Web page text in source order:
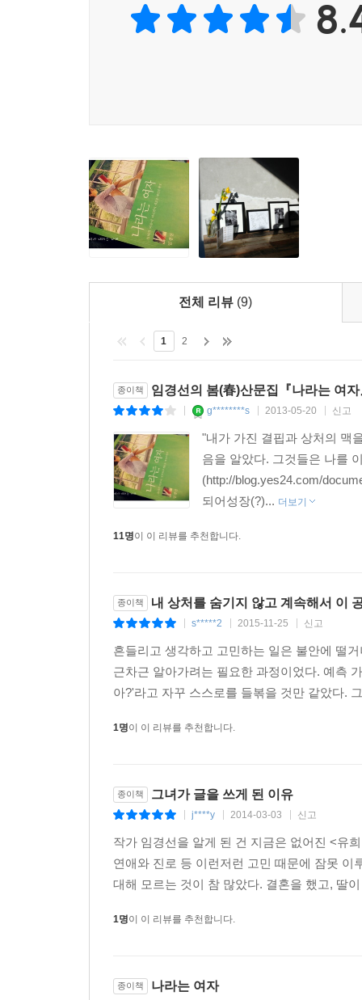
한국에서 태어났지만 여섯 살, 세계관이 형성
일본에서도 노골적으로 차별을 받은 적이 없었
다녔지만, 커서는 스스로 선택한 경계인의 삶이
이해할 수가 없었다.”(157쪽) 이렇게 남들과는 다
계속된다는 행복한 체념의 태도를 보여준다.
혼자인 게 익숙한 것은, 늘 전학생 신세였기 때문
내치지 말아달라며 소속감을 구할 때 속수무책
더 속도를 높이고 힘차게 잰걸음으로 도서관으로
발로 걸어가기로 했다.
- 125쪽, 159쪽에서
끼지 못하고 아웃사이더로 지낼 때 막막해지는
아릿한 슬픔이 깔려 있었지만 삶을 열정적으로
거리를 두고 관조하면서 써 내려간 책이다. 연
이야기에 어느새 우리는 자신의 삶을 대입해보게
모든 사람들이 나를 좋아할 수도, 내가 모든 사
아는 걸 보니 이젠 마음속으로 안심할 수 있는
연애하는 여자, 치열한 꿈 좇기
작가 임경선을 말할 때 ‘사랑’을 빼놓을 수는 없
여자였다고. 한때 사랑에 관한 지침서를 쓰기도
타고난 성향일 뿐.
눈썹 위 이마쯤에 그 사람의 얼굴이 온종일 대롱
매 순간 아리거나 심장이 당장에라도 터질 지경이
그녀가 무엇을 성취할 때 가장 강력한 동기를 부
가장 강력한 동기부여가 된 것.”(93쪽) 다양한
무엇보다 많은 것을 깨쳤다. 섬세하고 예민한
경험과 수많은 상담을 통해 알게 된 사례는 사랑
전체 리뷰 (9)
1 2
종이책 임경선의 봄(春)산문집『나라는 여자
g********s 2013-05-20 신고
"내가 가진 결핍과 상처의 맥
음을 알았다. 그것들은 나를
(http://blog.yes24.com/
되어성장(?)... 더보기
11명이 이 리뷰를 추천합니다.
종이책 내 상처를 숨기지 않고 계속해서 이
s*****2 2015-11-25 신고
흔들리고 생각하고 고민하는 일은 불안에 떨
근차근 알아가려는 필요한 과정이었다. 예측
아?'라고 자꾸 스스로를 들볶을 것만 같았다.
1명이 이 리뷰를 추천합니다.
종이책 그녀가 글을 쓰게 된 이유
j****y 2014-03-03 신고
작가 임경선을 알게 된 건 지금은 없어진 <유
연애와 진로 등 이런저런 고민 때문에 잠못
대해 모르는 것이 참 많았다. 결혼을 했고, 딸
1명이 이 리뷰를 추천합니다.
종이책 나라는 여자